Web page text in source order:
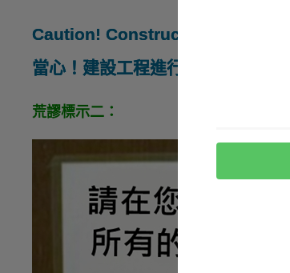
Caution! Construction
當心！建設工程進行中
荒謬標示二：